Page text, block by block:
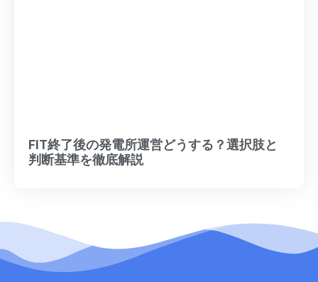
FIT終了後の発電所運営どうする？選択肢と
判断基準を徹底解説